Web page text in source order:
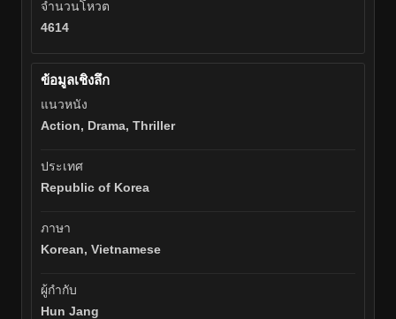
จำนวนโหวต
4614
ข้อมูลเชิงลึก
แนวหนัง
Action, Drama, Thriller
ประเทศ
Republic of Korea
ภาษา
Korean, Vietnamese
ผู้กำกับ
Hun Jang